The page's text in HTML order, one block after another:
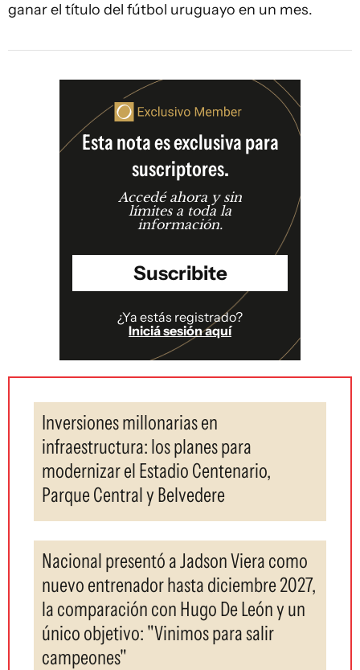
ganar el título del fútbol uruguayo en un mes.
Esta nota es exclusiva para
suscriptores.
Accedé ahora y sin
límites a toda la
información.
Suscribite
¿Ya estás registrado?
Iniciá sesión aquí
Inversiones millonarias en
infraestructura: los planes para
modernizar el Estadio Centenario,
Parque Central y Belvedere
Nacional presentó a Jadson Viera como
nuevo entrenador hasta diciembre 2027,
la comparación con Hugo De León y un
único objetivo: "Vinimos para salir
campeones"